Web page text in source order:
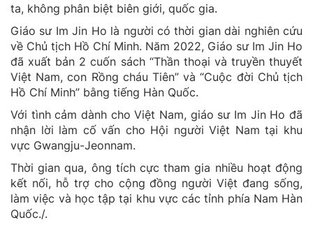
ta, không phân biệt biên giới, quốc gia.
Giáo sư Im Jin Ho là người có thời gian dài nghiên cứu
về Chủ tịch Hồ Chí Minh. Năm 2022, Giáo sư Im Jin Ho
đã xuất bản 2 cuốn sách “Thần thoại và truyền thuyết
Việt Nam, con Rồng cháu Tiên” và “Cuộc đời Chủ tịch
Hồ Chí Minh” bằng tiếng Hàn Quốc.
Với tình cảm dành cho Việt Nam, giáo sư Im Jin Ho đã
nhận lời làm cố vấn cho Hội người Việt Nam tại khu
vực Gwangju-Jeonnam.
Thời gian qua, ông tích cực tham gia nhiều hoạt động
kết nối, hỗ trợ cho cộng đồng người Việt đang sống,
làm việc và học tập tại khu vực các tỉnh phía Nam Hàn
Quốc./.